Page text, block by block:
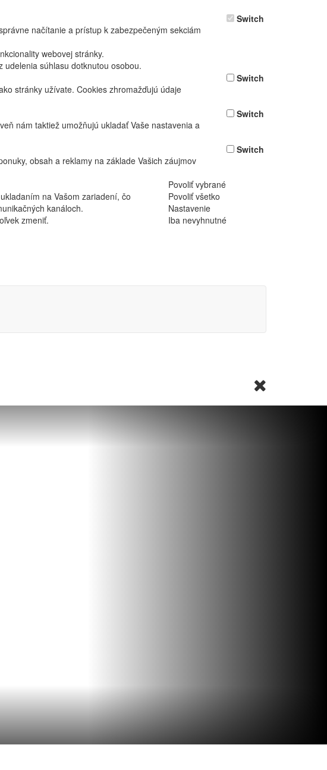
načítanie a prístup k zabezpečeným sekciám
webovej stránky.
udelenia súhlasu dotknutou osobou.
Switch
stránky užívate. Cookies zhromažďujú údaje
Switch
nám taktiež umožňujú ukladať Vaše nastavenia a
Switch
obsah a reklamy na základe Vašich záujmov
Switch
Povoliť vybrané
na Vašom zariadení, čo
kanáloch.
zmeniť.
Povoliť všetko
Nastavenie
Iba nevyhnutné